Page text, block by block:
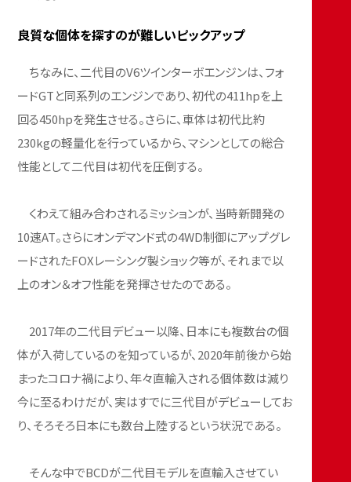
良質な個体を探すのが難しいピックアップ
ちなみに、二代目のV6ツインターボエンジンは、フォ
ードGTと同系列のエンジンであり、初代の411hpを上
回る450hpを発生させる。さらに、車体は初代比約
230kgの軽量化を行っているから、マシンとしての総合
性能として二代目は初代を圧倒する。
くわえて組み合わされるミッションが、当時新開発の
10速AT。さらにオンデマンド式の4WD制御にアップグレ
ードされたFOXレーシング製ショック等が、それまで以
上のオン＆オフ性能を発揮させたのである。
2017年の二代目デビュー以降、日本にも複数台の個
体が入荷しているのを知っているが、2020年前後から始
まったコロナ禍により、年々直輸入される個体数は減り
今に至るわけだが、実はすでに三代目がデビューしてお
り、そろそろ日本にも数台上陸するという状況である。
そんな中でBCDが二代目モデルを直輸入させてい